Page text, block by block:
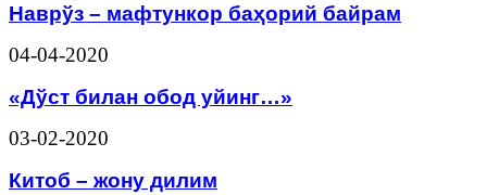
Наврўз – мафтункор баҳорий байрам
04-04-2020
«Дўст билан обод уйинг…»
03-02-2020
Китоб – жону дилим